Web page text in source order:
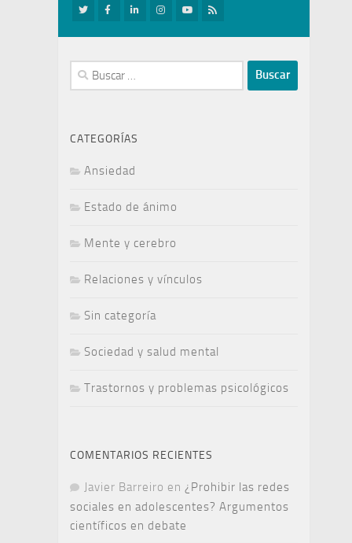
Buscar:
CATEGORÍAS
Ansiedad
Estado de ánimo
Mente y cerebro
Relaciones y vínculos
Sin categoría
Sociedad y salud mental
Trastornos y problemas psicológicos
COMENTARIOS RECIENTES
Javier Barreiro en ¿Prohibir las redes
sociales en adolescentes? Argumentos
científicos en debate